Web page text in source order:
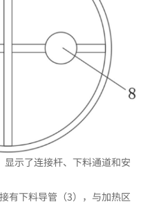
显示了连接杆、下料通道和安
有下料导管（3），与加热区